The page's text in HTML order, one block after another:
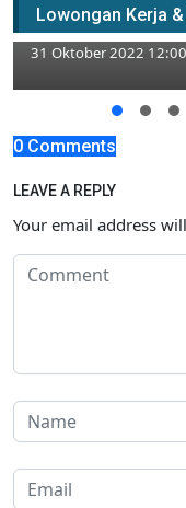
Lowongan Kerja
Elizabeth
31 Oktober 2022 12:00
0 Comments
LEAVE A REPLY
Your email address